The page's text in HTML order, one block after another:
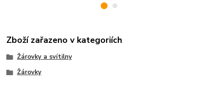
Zboží zařazeno v kategoriích
Žárovky a svítilny
Žárovky